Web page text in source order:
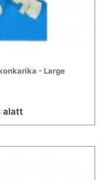
- Large
alatt